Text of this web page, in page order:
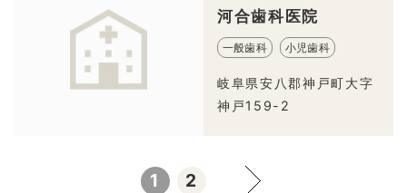
河合歯科医院
一般歯科 小児歯科
岐阜県安八郡神戸町大字
神戸159-2
1 2